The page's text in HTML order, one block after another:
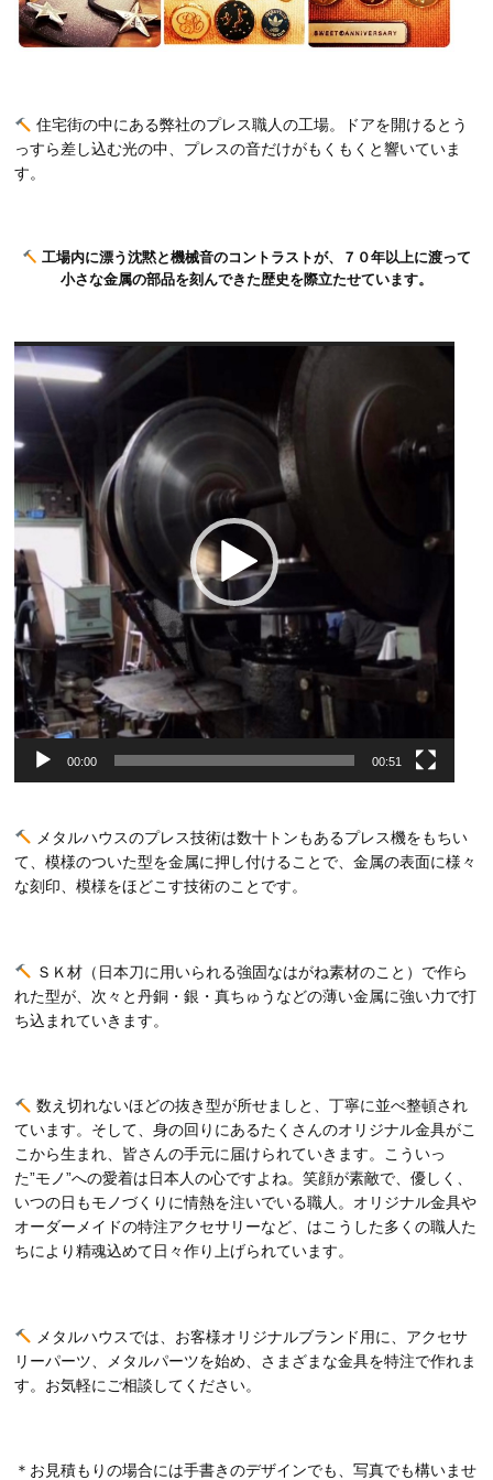
住宅街の中にある弊社のプレス職人の工場。ドアを開けるとう
っすら差し込む光の中、プレスの音だけがもくもくと響いていま
す。
工場内に漂う沈黙と機械音のコントラストが、７０年以上に渡って
小さな金属の部品を刻んできた歴史を際立たせています。
動
画
ー
ヤ
ー
00:00 00:51
メタルハウスのプレス技術は数十トンもあるプレス機をもちい
て、模様のついた型を金属に押し付けることで、金属の表面に様々
な刻印、模様をほどこす技術のことです。
ＳＫ材（日本刀に用いられる強固なはがね素材のこと）で作ら
れた型が、次々と丹銅・銀・真ちゅうなどの薄い金属に強い力で打
ち込まれていきます。
数え切れないほどの抜き型が所せましと、丁寧に並べ整頓され
ています。そして、身の回りにあるたくさんのオリジナル金具がこ
こから生まれ、皆さんの手元に届けられていきます。こういっ
た”モノ”への愛着は日本人の心ですよね。笑顔が素敵で、優しく、
いつの日もモノづくりに情熱を注いでいる職人。オリジナル金具や
オーダーメイドの特注アクセサリーなど、はこうした多くの職人た
ちにより精魂込めて日々作り上げられています。
メタルハウスでは、お客様オリジナルブランド用に、アクセサ
リーパーツ、メタルパーツを始め、さまざまな金具を特注で作れま
す。お気軽にご相談してください。
＊お見積もりの場合には手書きのデザインでも、写真でも構いませ